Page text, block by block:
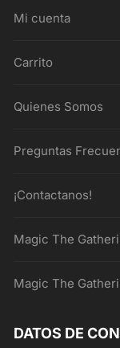
Mi cuenta
Carrito
Quienes Somos
Preguntas
¡Contactanos!
Magic The
Magic The
DATOS DE